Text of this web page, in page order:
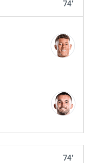
74'
74'